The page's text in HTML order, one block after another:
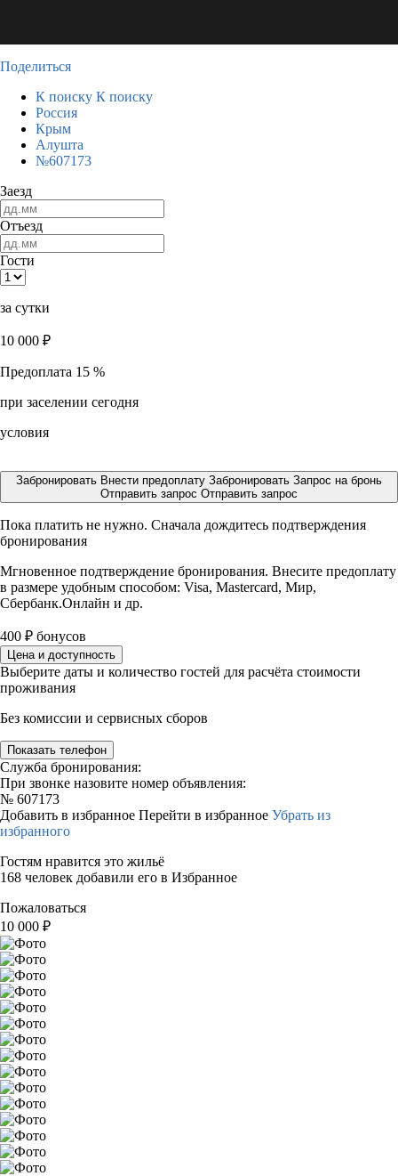
Поделиться
К поиску К поиску
Россия
Крым
Алушта
№607173
Заезд
Отъезд
Гости
за сутки
10 000 ₽
Предоплата 15 %
при заселении сегодня
условия
Забронировать Внести предоплату Забронировать Запрос на бронь
Отправить запрос Отправить запрос
Пока платить не нужно. Сначала дождитесь подтверждения
бронирования
Мгновенное подтверждение бронирования. Внесите предоплату
в размере удобным способом: Visa, Mastercard, Мир,
Сбербанк.Онлайн и др.
400 ₽ бонусов
Цена и доступность
Выберите даты и количество гостей для расчёта стоимости
проживания
Без комиссии и сервисных сборов
Показать телефон
Служба бронирования:
При звонке назовите номер объявления:
№ 607173
Добавить в избранное Перейти в избранное Убрать из
избранного
Гостям нравится это жильё
168 человек добавили его в Избранное
Пожаловаться
10 000 ₽